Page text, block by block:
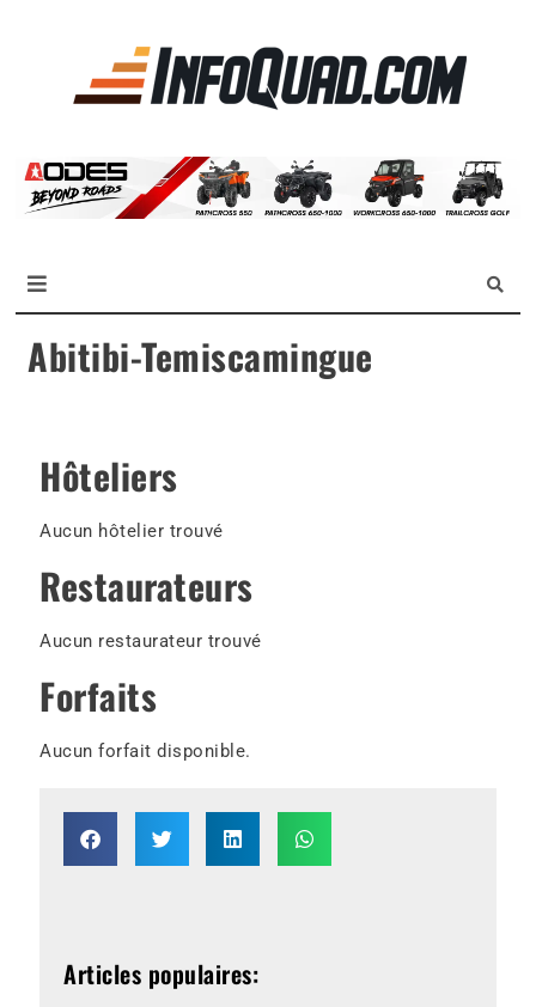
Magazine InfoQuad.com
Abitibi-Temiscamingue
Hôteliers
Aucun hôtelier trouvé
Restaurateurs
Aucun restaurateur trouvé
Forfaits
Aucun forfait disponible.
Articles populaires: